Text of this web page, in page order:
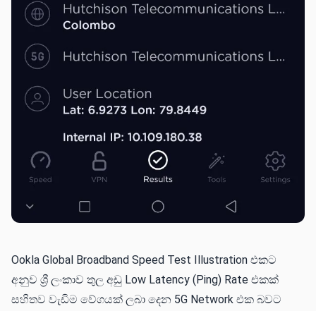
Ookla Global Broadband Speed Test Illustration එකට
අනුව ශ්‍රී ලංකාව තුල අඩු ‌‌Low Latency (Ping) Rate එකක්
සහිතව වැඩිම වේගයක් ලබා දෙන 5G Network එක බවට